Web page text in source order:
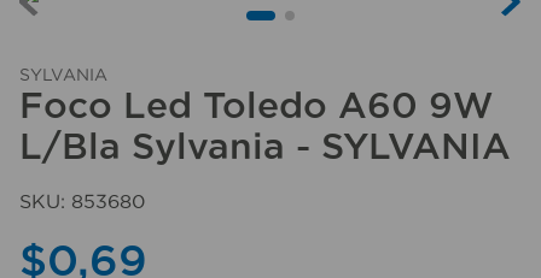
SYLVANIA
Foco Led Toledo A60 9W
L/Bla Sylvania - SYLVANIA
SKU: 853680
$0,69
6.
escritorio
7.
cerradura
8.
aspiradora
9.
fregadero
10
taladro